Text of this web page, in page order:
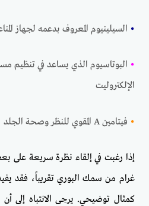
• السيلينيوم المعروف بدعمه لجهاز
• البوتاسيوم الذي يساعد في تنظيم
الإلكتروليت
• فيتامين A المقوي للنظر وصحة الجلد
غرام من سمك البوري تقريباً، فقد
كمثال توضيحي. يرجى الانتباه إلى